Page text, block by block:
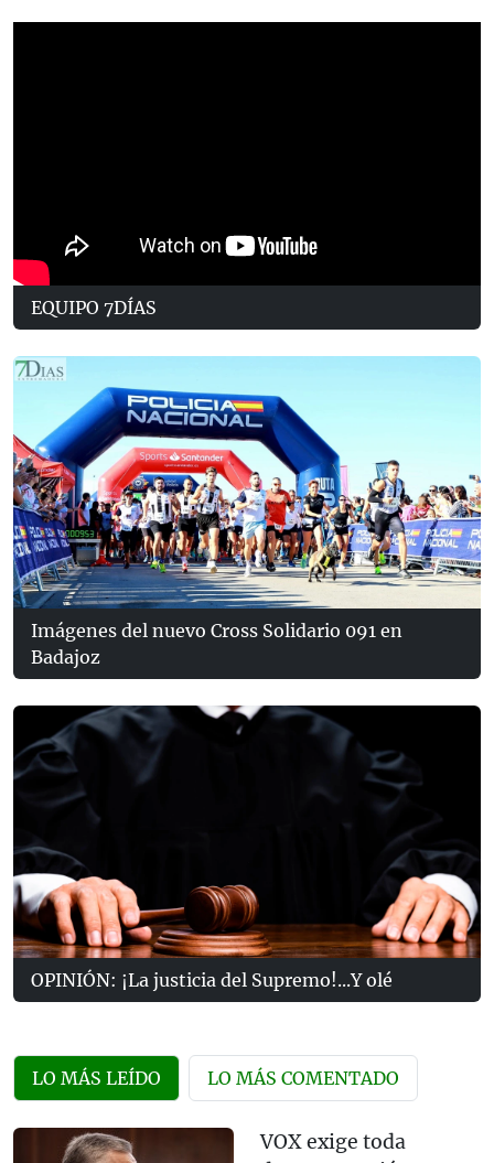
EQUIPO 7DÍAS
Imágenes del nuevo Cross Solidario 091 en
Badajoz
OPINIÓN: ¡La justicia del Supremo!...Y olé
LO MÁS LEÍDO LO MÁS COMENTADO
VOX exige toda